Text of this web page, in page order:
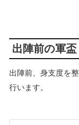
出陣前の軍盃
出陣前、身支度を
行います。